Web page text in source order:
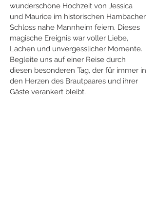
wunderschöne Hochzeit von Jessica
und Maurice im historischen Hambacher
Schloss nahe Mannheim feiern. Dieses
magische Ereignis war voller Liebe,
Lachen und unvergesslicher Momente.
Begleite uns auf einer Reise durch
diesen besonderen Tag, der für immer in
den Herzen des Brautpaares und ihrer
Gäste verankert bleibt.